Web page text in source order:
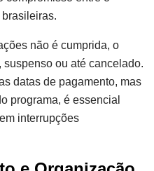
não é cumprida, o
ou até cancelado.
datas de pagamento, mas
programa, é essencial
interrupções